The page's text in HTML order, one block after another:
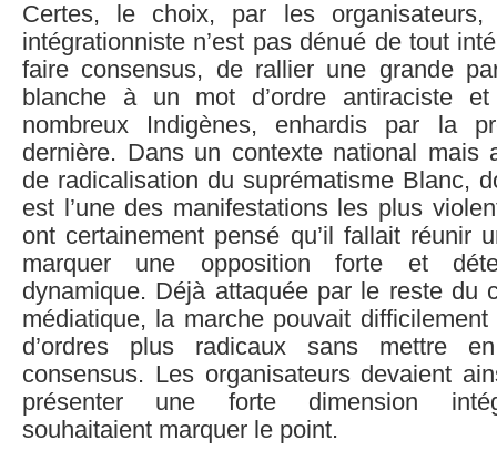
Certes, le choix, par les organisateurs,
intégrationniste n’est pas dénué de tout
faire consensus, de rallier une grande
blanche à un mot d’ordre antiraciste
nombreux Indigènes, enhardis par la
dernière. Dans un contexte national mais
de radicalisation du suprématisme Blanc,
est l’une des manifestations les plus
ont certainement pensé qu’il fallait réunir
marquer une opposition forte et
dynamique. Déjà attaquée par le reste du
médiatique, la marche pouvait
d’ordres plus radicaux sans mettre
consensus. Les organisateurs devaient
présenter une forte dimension
souhaitaient marquer le point.